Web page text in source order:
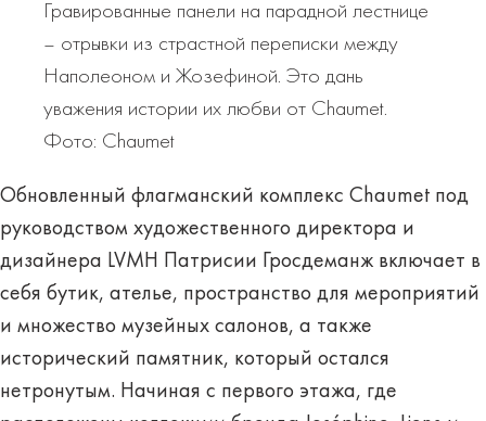
Гравированные панели на парадной лестнице
– отрывки из страстной переписки между
Наполеоном и Жозефиной. Это дань
уважения истории их любви от Chaumet.
Фото: Chaumet
Обновленный флагманский комплекс Chaumet под
руководством художественного директора и
дизайнера LVMH Патрисии Гросдеманж включает в
себя бутик, ателье, пространство для мероприятий
и множество музейных салонов, а также
исторический памятник, который остался
нетронутым. Начиная с первого этажа, где